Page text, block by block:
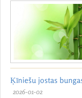
Ķīniešu jostas
2026-01-02